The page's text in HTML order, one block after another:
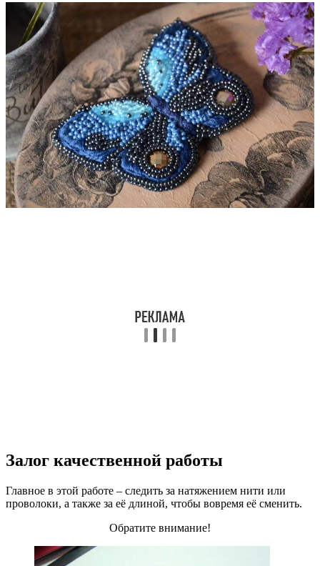
Залог качественной работы
Главное в этой работе – следить за натяжением нити или
проволоки, а также за её длиной, чтобы вовремя её сменить.
Обратите внимание!